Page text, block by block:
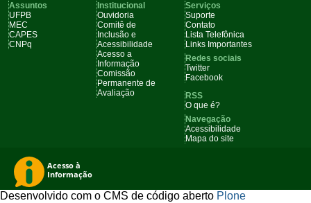
Assuntos
UFPB
MEC
CAPES
CNPq
Institucional
Ouvidoria
Comitê de
Inclusão e
Acessibilidade
Acesso a
Informação
Comissão
Permanente de
Avaliação
Serviços
Suporte
Contato
Lista Telefônica
Links Importantes
Redes sociais
Twitter
Facebook
RSS
O que é?
Navegação
Acessibilidade
Mapa do site
Desenvolvido com o CMS de código aberto Plone